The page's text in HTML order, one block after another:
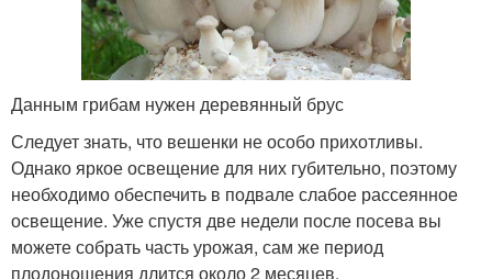
Данным грибам нужен деревянный брус
Следует знать, что вешенки не особо прихотливы.
Однако яркое освещение для них губительно, поэтому
необходимо обеспечить в подвале слабое рассеянное
освещение. Уже спустя две недели после посева вы
можете собрать часть урожая, сам же период
плодоношения длится около 2 месяцев.